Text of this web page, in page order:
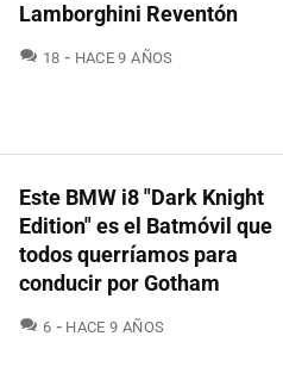
Lamborghini Reventón
18 COMENTARIOS
HACE 9 AÑOS
Este BMW i8 "Dark Knight
Edition" es el Batmóvil que
todos querríamos para
conducir por Gotham
6 COMENTARIOS
HACE 9 AÑOS